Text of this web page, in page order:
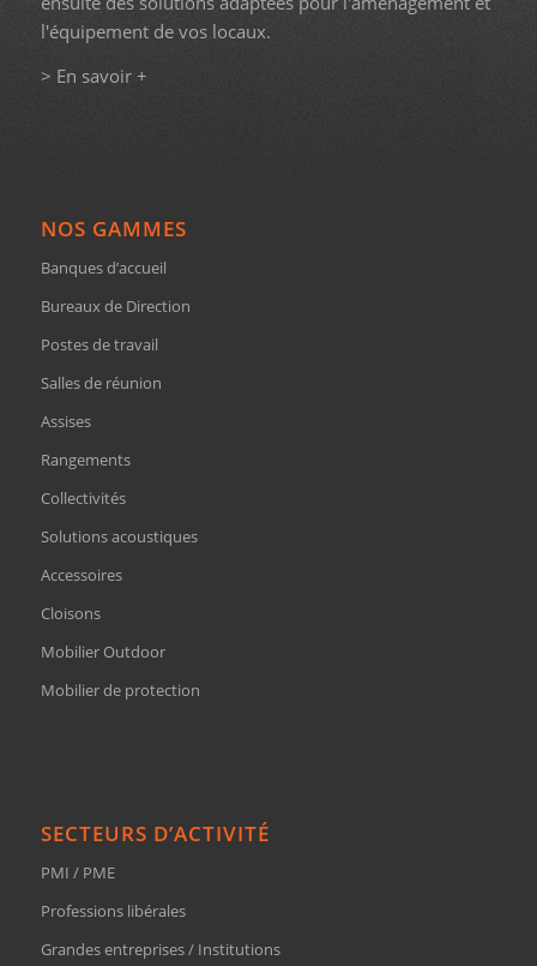
l'équipement de vos locaux.
> En savoir +
NOS GAMMES
Banques d’accueil
Bureaux de Direction
Postes de travail
Salles de réunion
Assises
Rangements
Collectivités
Solutions acoustiques
Accessoires
Cloisons
Mobilier Outdoor
Mobilier de protection
SECTEURS D’ACTIVITÉ
PMI / PME
Professions libérales
Grandes entreprises / Institutions